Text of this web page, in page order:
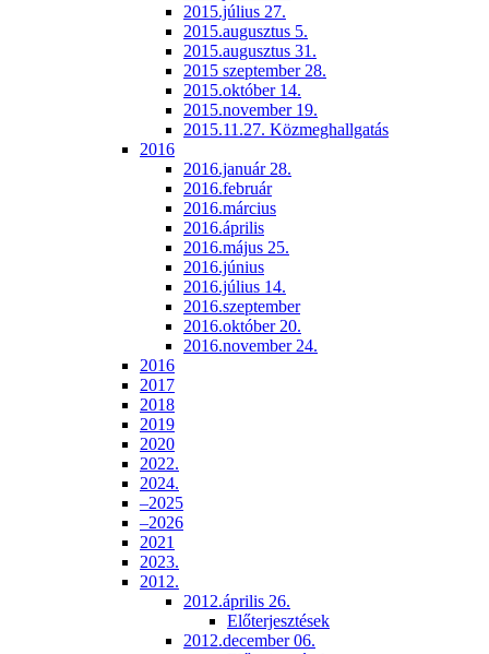
2015.július 27.
2015.augusztus 5.
2015.augusztus 31.
2015 szeptember 28.
2015.október 14.
2015.november 19.
2015.11.27. Közmeghallgatás
2016
2016.január 28.
2016.február
2016.március
2016.április
2016.május 25.
2016.június
2016.július 14.
2016.szeptember
2016.október 20.
2016.november 24.
2016
2017
2018
2019
2020
2022.
2024.
–2025
–2026
2021
2023.
2012.
2012.április 26.
Előterjesztések
2012.december 06.